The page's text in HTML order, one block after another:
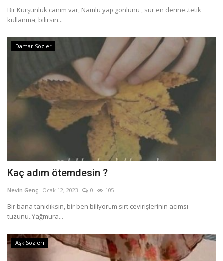
Bir Kurşunluk canım var, Namlu yap gönlünü , sür en derine..tetik
kullanma, bilirsin...
Damar Sözler
Kaç adım ötemdesin ?
Nevin Genç Ocak 12, 2023 0 105
Bir bana tanıdıksın, bir ben biliyorum sırt çevirişlerinin acımsı
tuzunu..Yağmura...
Aşk Sözleri